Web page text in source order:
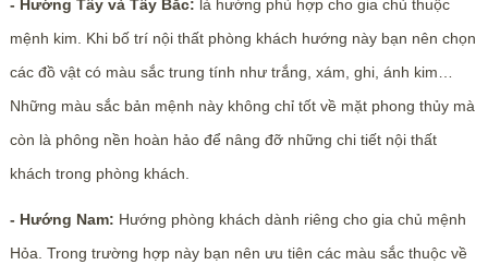
- Hướng Tây và Tây Bắc: là hướng phù hợp cho gia chủ thuộc
mệnh kim. Khi bố trí nội thất phòng khách hướng này bạn nên chọn
các đồ vật có màu sắc trung tính như trắng, xám, ghi, ánh kim…
Những màu sắc bản mệnh này không chỉ tốt về mặt phong thủy mà
còn là phông nền hoàn hảo để nâng đỡ những chi tiết nội thất
khách trong phòng khách.
- Hướng Nam: Hướng phòng khách dành riêng cho gia chủ mệnh
Hỏa. Trong trường hợp này bạn nên ưu tiên các màu sắc thuộc về